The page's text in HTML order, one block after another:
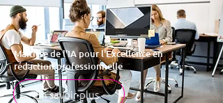
Maîtrise de l'IA pour l'Excellence en
rédaction professionnelle
En savoir plus